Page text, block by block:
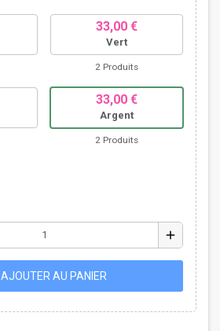
33,00 €
Vert
2 Produits
33,00 €
Argent
2 Produits
add
AJOUTER AU PANIER